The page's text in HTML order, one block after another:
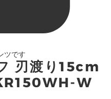
ツです
刃渡り15cm
W